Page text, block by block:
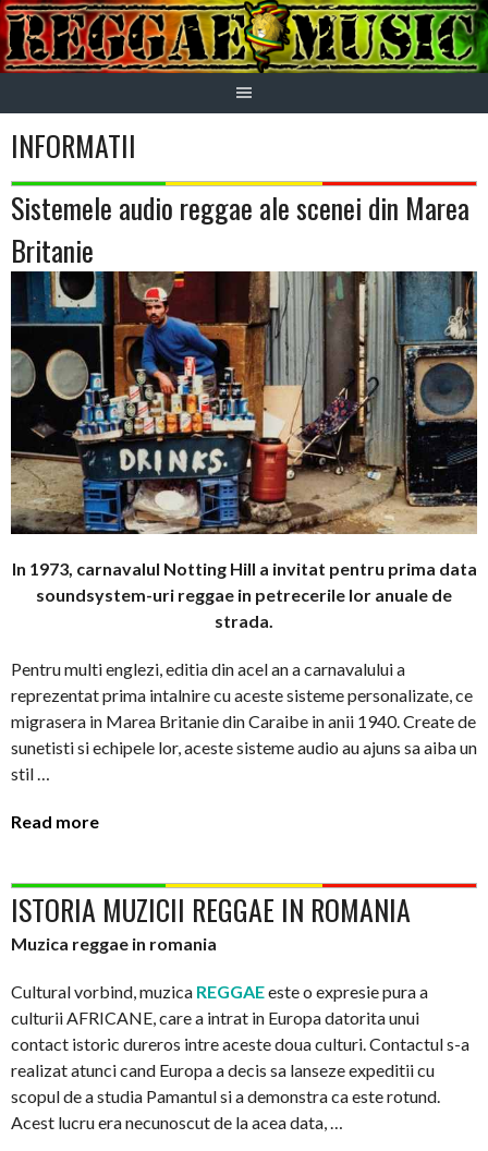
Skip
to
content
INFORMATII
Sistemele audio reggae ale scenei din Marea
Britanie
In 1973, carnavalul Notting Hill a invitat pentru prima data
soundsystem-uri reggae in petrecerile lor anuale de
strada.
Pentru multi englezi, editia din acel an a carnavalului a
reprezentat prima intalnire cu aceste sisteme personalizate, ce
migrasera in Marea Britanie din Caraibe in anii 1940. Create de
sunetisti si echipele lor, aceste sisteme audio au ajuns sa aiba un
stil …
Read more
ISTORIA MUZICII REGGAE IN ROMANIA
Muzica reggae in romania
Cultural vorbind, muzica REGGAEeste o expresie pura a
culturii AFRICANE, care a intrat in Europa datorita unui
contact istoric dureros intre aceste doua culturi. Contactul s-a
realizat atunci cand Europa a decis sa lanseze expeditii cu
scopul de a studia Pamantul si a demonstra ca este rotund.
Acest lucru era necunoscut de la acea data, …